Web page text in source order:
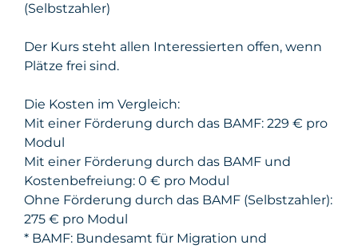
(Selbstzahler)
Der Kurs steht allen Interessierten offen, wenn
Plätze frei sind.
Die Kosten im Vergleich:
Mit einer Förderung durch das BAMF: 229 € pro
Modul
Mit einer Förderung durch das BAMF und
Kostenbefreiung: 0 € pro Modul
Ohne Förderung durch das BAMF (Selbstzahler):
275 € pro Modul
* BAMF: Bundesamt für Migration und